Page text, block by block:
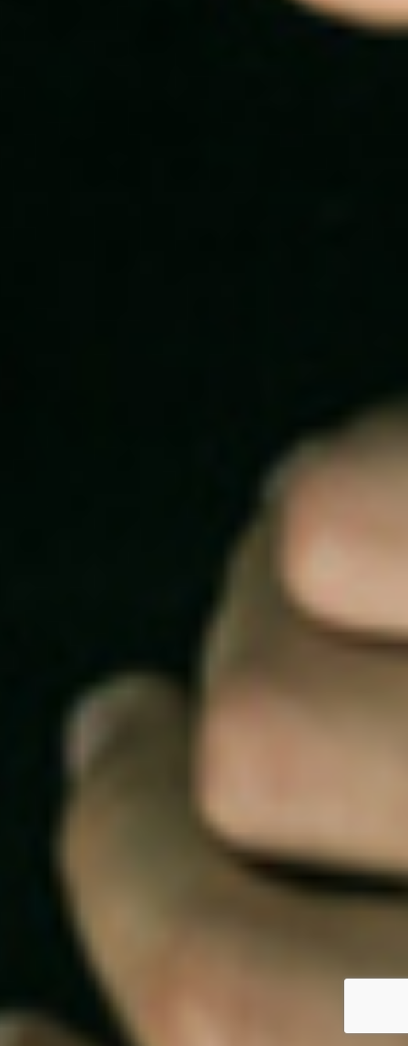
もちろんスマートフォンにも対応しています。
レスポンシブデザイン仕様となっております。